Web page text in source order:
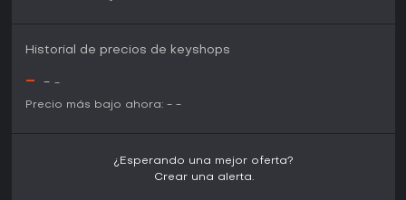
Historial de precios de keyshops
- - -
Precio más bajo ahora: - -
¿Esperando una mejor oferta?
Crear una alerta.